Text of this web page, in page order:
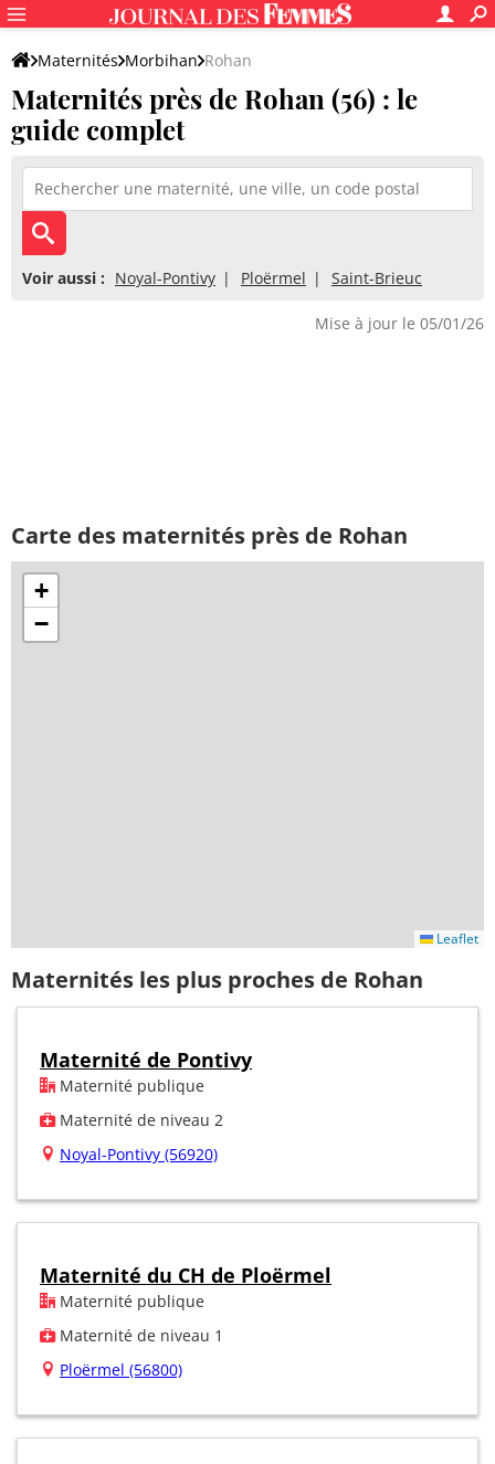
Maternités Morbihan Rohan
Maternités près de Rohan (56) : le
guide complet
Voir aussi : Noyal-Pontivy Ploërmel Saint-Brieuc
Mise à jour le 05/01/26
Carte des maternités près de Rohan
+
−
Leaflet
Maternités les plus proches de Rohan
Maternité de Pontivy
Maternité publique
Maternité de niveau 2
Noyal-Pontivy (56920)
Maternité du CH de Ploërmel
Maternité publique
Maternité de niveau 1
Ploërmel (56800)